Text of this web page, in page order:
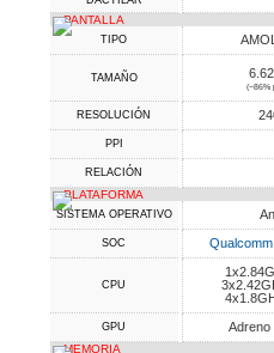
PANTALLA
TIPO
TAMAÑO
(~86%
RESOLUCIÓN
PPI
RELACIÓN
PLATAFORMA
SISTEMA OPERATIVO
SOC
CPU
GPU Adreno
MEMORIA